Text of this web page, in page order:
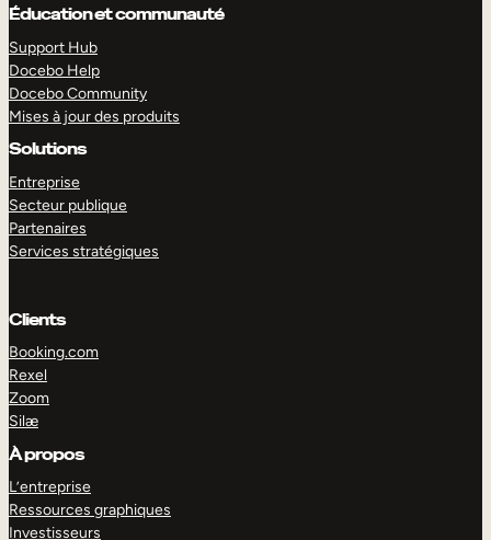
Éducation et communauté
Support Hub
Docebo Help
Docebo Community
Mises à jour des produits
Solutions
Entreprise
Secteur publique
Partenaires
Services stratégiques
Clients
Booking.com
Rexel
Zoom
Silæ
À propos
L’entreprise
Ressources graphiques
Investisseurs